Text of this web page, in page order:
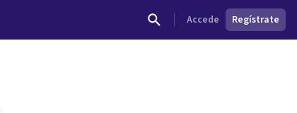
Accede Regístrate